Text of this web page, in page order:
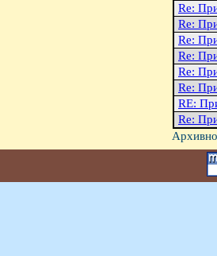
Re:
Re:
Re:
Re:
Re:
Re:
RE:
Re: